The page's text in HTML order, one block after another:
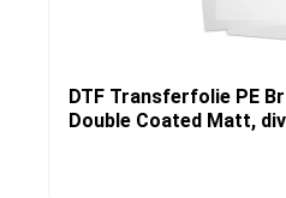
DTF Transferfolie PE
Double Coated Matt,